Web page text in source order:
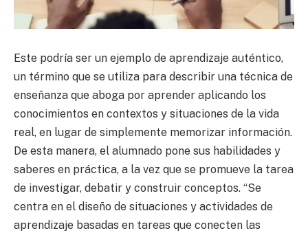
Este podría ser un ejemplo de aprendizaje auténtico,
un término que se utiliza para describir una técnica de
enseñanza que aboga por aprender aplicando los
conocimientos en contextos y situaciones de la vida
real, en lugar de simplemente memorizar información.
De esta manera, el alumnado pone sus habilidades y
saberes en práctica, a la vez que se promueve la tarea
de investigar, debatir y construir conceptos. “Se
centra en el diseño de situaciones y actividades de
aprendizaje basadas en tareas que conecten las